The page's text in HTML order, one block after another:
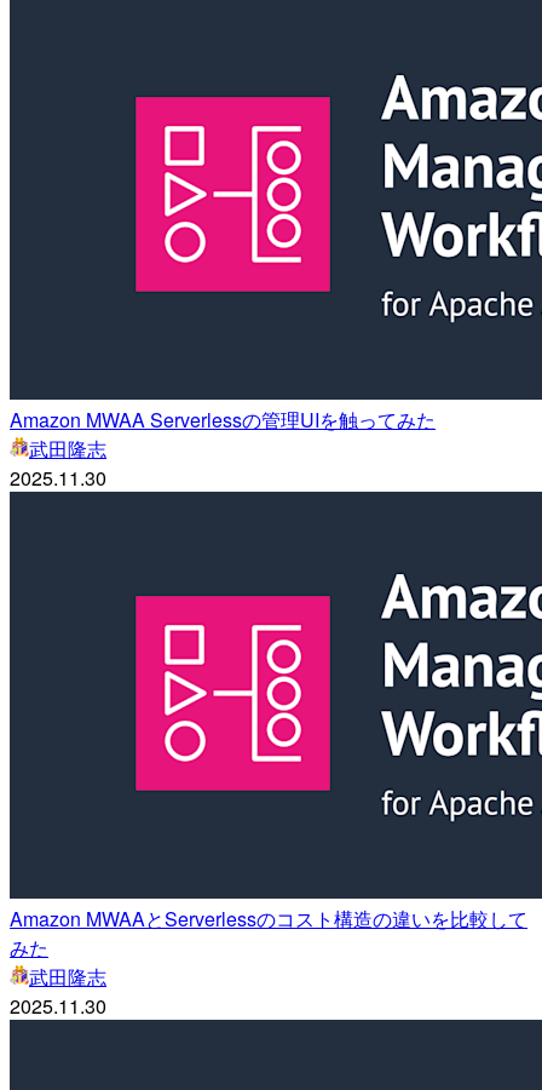
Amazon MWAA Serverlessの管理UIを触ってみた
武田隆志
2025.11.30
Amazon MWAAとServerlessのコスト構造の違いを比較して
みた
武田隆志
2025.11.30